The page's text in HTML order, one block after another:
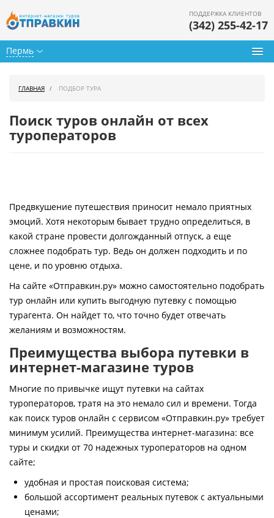
Пермь
ПОДДЕРЖКА КЛИЕНТОВ
(342) 255-42-17
Горящие туры
Страны
Как купить
Контакты
ГЛАВНАЯ ПОДБОР ТУРА
Поиск туров онлайн от всех
туроператоров
Предвкушение путешествия приносит немало приятных
эмоций. Хотя некоторым бывает трудно определиться, в
какой стране провести долгожданный отпуск, а еще
сложнее подобрать тур. Ведь он должен подходить и по
цене, и по уровню отдыха.
На сайте «Отправкин.ру» можно самостоятельно подобрать
тур онлайн или купить выгодную путевку с помощью
турагента. Он найдет то, что точно будет отвечать
желаниям и возможностям.
Преимущества выбора путевки в
интернет-магазине туров
Многие по привычке ищут путевки на сайтах
туроператоров, тратя на это немало сил и времени. Тогда
как поиск туров онлайн с сервисом «Отправкин.ру» требует
минимум усилий. Преимущества интернет-магазина: все
туры и скидки от 70 надежных туроператоров на одном
сайте;
удобная и простая поисковая система;
большой ассортимент реальных путевок с актуальными
ценами;